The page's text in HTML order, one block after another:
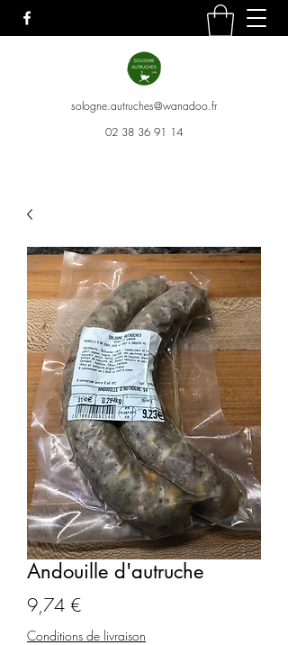
sologne.autruches@wanadoo.fr
02 38 36 91 14
Andouille d'autruche
9,74 €Prix
Conditions de livraison